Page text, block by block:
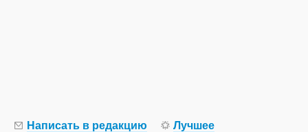
Написать в редакцию
Лучшее